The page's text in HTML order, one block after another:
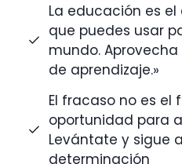
La educación es
que puedes usar
mundo.
de aprendizaje.»
El fracaso no es el
oportunidad para
Levántate y sigue
determinación